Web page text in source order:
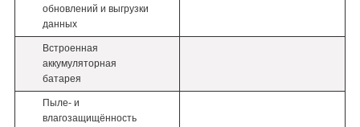
обновлений и выгрузки
данных
Встроенная
аккумуляторная
батарея
Пыле- и
влагозащищённость